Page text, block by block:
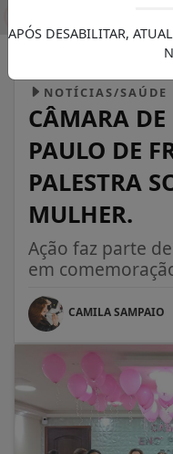
NOTÍCIAS/SAÚDE
CÂMARA
PAULO DE
PALESTRA
MULHER.
Ação faz parte
em
CAMILA SAMPAIO
APÓS DESABILITAR,